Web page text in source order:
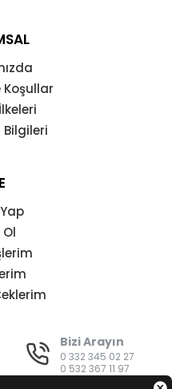
Ol
Bizi Arayın
0 332 345 02 27
0 532 367 11 97